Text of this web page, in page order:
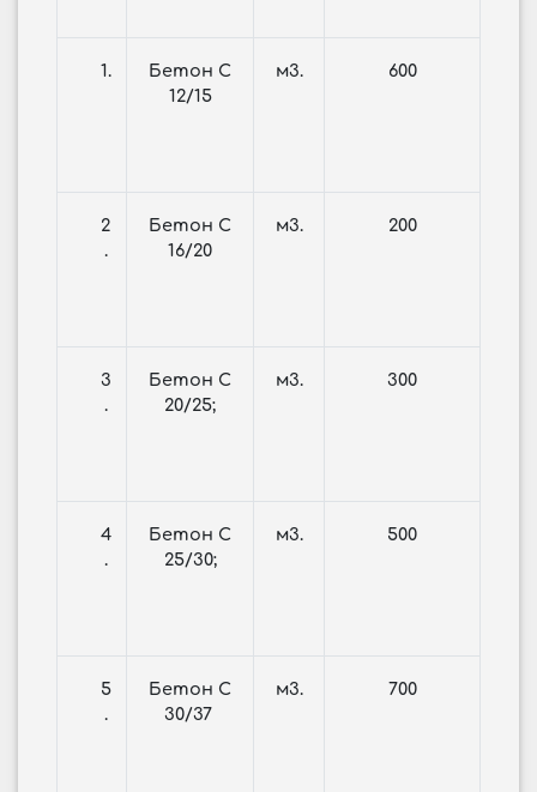
1.
Бетон С
12/15
м3. 600
2
.
Бетон С
16/20
м3. 200
3
.
Бетон С
20/25;
м3. 300
4
.
Бетон С
25/30;
м3. 500
5
.
Бетон С
30/37
м3. 700